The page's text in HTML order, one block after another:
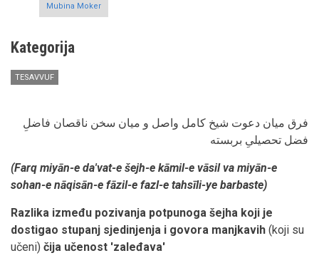
Mubina Moker
Kategorija
TESAVVUF
فرق میان دعوت شیخ کامل واصل و میان سخن ناقصان فاضلِ
فضل تحصیلیِ بربسته
(Farq miyān-e da'vat-e šejh-e kāmil-e vāsil va miyān-e
sohan-e nāqisān-e fāzil-e fazl-e tahsīli-ye barbaste)
Razlika između pozivanja potpunoga šejha koji je
dostigao stupanj sjedinjenja i govora manjkavih (koji su
učeni) čija učenost 'zaleđava'